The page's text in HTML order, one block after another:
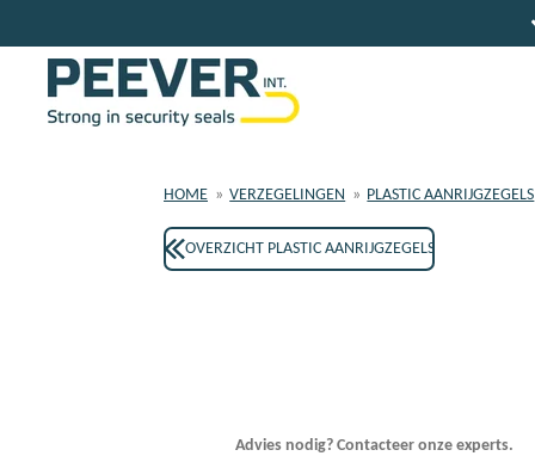
direct
HOME » VERZEGELINGEN » PLASTIC AANRIJGZEGELS
OVERZICHT PLASTIC AANRIJGZEGELS
Advies nodig? Contacteer onze experts.